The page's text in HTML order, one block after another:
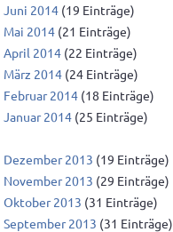
Juni 2014 (19 Einträge)
Mai 2014 (21 Einträge)
April 2014 (22 Einträge)
März 2014 (24 Einträge)
Februar 2014 (18 Einträge)
Januar 2014 (25 Einträge)
Dezember 2013 (19 Einträge)
November 2013 (29 Einträge)
Oktober 2013 (31 Einträge)
September 2013 (31 Einträge)